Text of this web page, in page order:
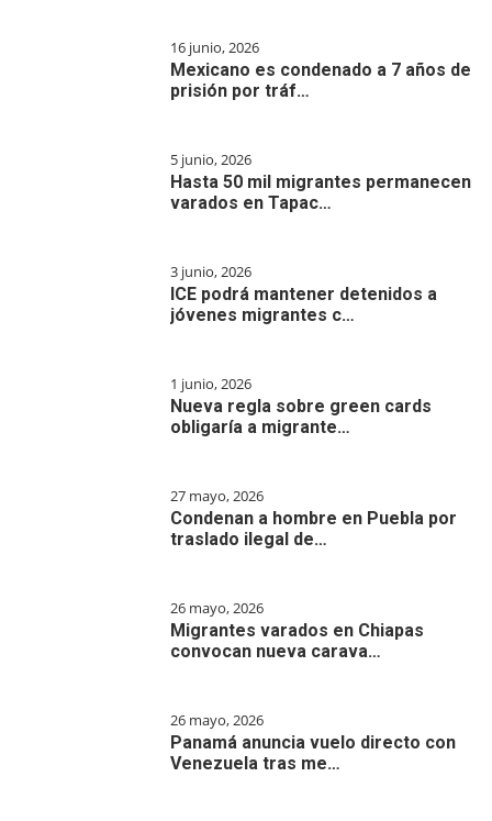
16 junio, 2026
Mexicano es condenado a 7 años de
prisión por tráf…
5 junio, 2026
Hasta 50 mil migrantes permanecen
varados en Tapac…
3 junio, 2026
ICE podrá mantener detenidos a
jóvenes migrantes c…
1 junio, 2026
Nueva regla sobre green cards
obligaría a migrante…
27 mayo, 2026
Condenan a hombre en Puebla por
traslado ilegal de…
26 mayo, 2026
Migrantes varados en Chiapas
convocan nueva carava…
26 mayo, 2026
Panamá anuncia vuelo directo con
Venezuela tras me…